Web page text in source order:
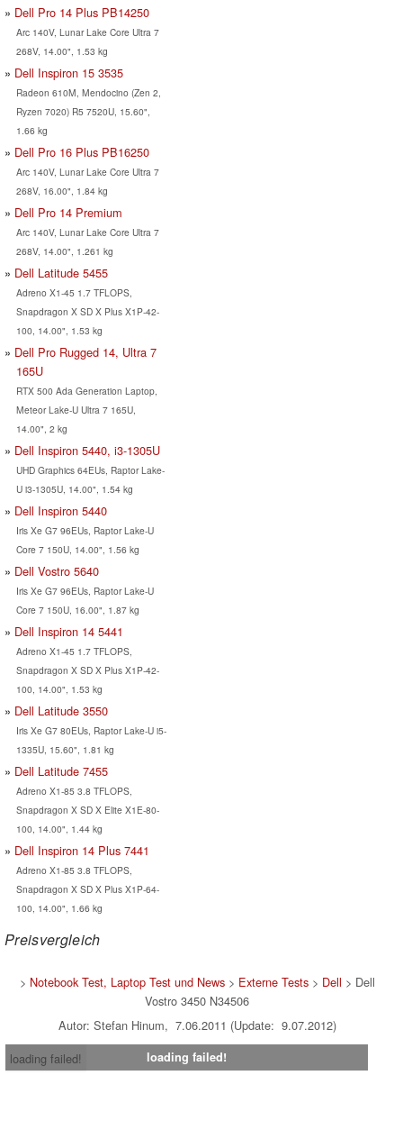
Dell Pro 14 Plus PB14250
Arc 140V, Lunar Lake Core Ultra 7
268V, 14.00", 1.53 kg
Dell Inspiron 15 3535
Radeon 610M, Mendocino (Zen 2,
Ryzen 7020) R5 7520U, 15.60",
1.66 kg
Dell Pro 16 Plus PB16250
Arc 140V, Lunar Lake Core Ultra 7
268V, 16.00", 1.84 kg
Dell Pro 14 Premium
Arc 140V, Lunar Lake Core Ultra 7
268V, 14.00", 1.261 kg
Dell Latitude 5455
Adreno X1-45 1.7 TFLOPS,
Snapdragon X SD X Plus X1P-42-
100, 14.00", 1.53 kg
Dell Pro Rugged 14, Ultra 7
165U
RTX 500 Ada Generation Laptop,
Meteor Lake-U Ultra 7 165U,
14.00", 2 kg
Dell Inspiron 5440, i3-1305U
UHD Graphics 64EUs, Raptor Lake-
U i3-1305U, 14.00", 1.54 kg
Dell Inspiron 5440
Iris Xe G7 96EUs, Raptor Lake-U
Core 7 150U, 14.00", 1.56 kg
Dell Vostro 5640
Iris Xe G7 96EUs, Raptor Lake-U
Core 7 150U, 16.00", 1.87 kg
Dell Inspiron 14 5441
Adreno X1-45 1.7 TFLOPS,
Snapdragon X SD X Plus X1P-42-
100, 14.00", 1.53 kg
Dell Latitude 3550
Iris Xe G7 80EUs, Raptor Lake-U i5-
1335U, 15.60", 1.81 kg
Dell Latitude 7455
Adreno X1-85 3.8 TFLOPS,
Snapdragon X SD X Elite X1E-80-
100, 14.00", 1.44 kg
Dell Inspiron 14 Plus 7441
Adreno X1-85 3.8 TFLOPS,
Snapdragon X SD X Plus X1P-64-
100, 14.00", 1.66 kg
Preisvergleich
> Notebook Test, Laptop Test und News> Externe Tests> Dell > Dell
Vostro 3450 N34506
Autor: Stefan Hinum, 7.06.2011 (Update: 9.07.2012)
loading failed!
loading failed!